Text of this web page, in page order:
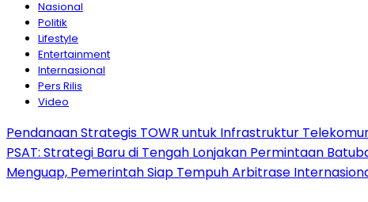
Nasional
Politik
Lifestyle
Entertainment
Internasional
Pers Rilis
Video
Pendanaan Strategis TOWR untuk Infrastruktur
PSAT: Strategi Baru di Tengah Lonjakan Permintaan
Menguap, Pemerintah Siap Tempuh Arbitrase